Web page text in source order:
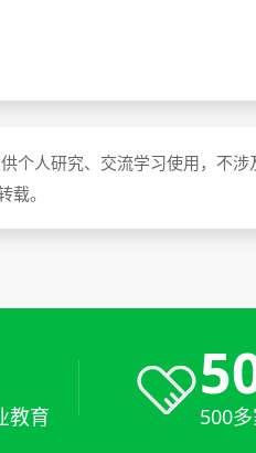
个人研究、交流学习使用，不
。
教育 500